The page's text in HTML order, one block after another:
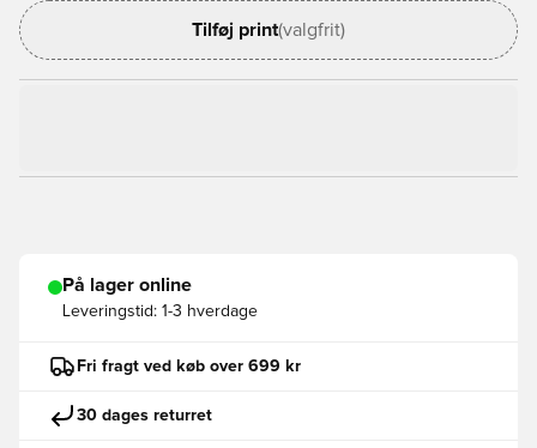
Tilføj print(valgfrit)
På lager online
Leveringstid: 1-3 hverdage
Fri fragt ved køb over 699 kr
30 dages returret